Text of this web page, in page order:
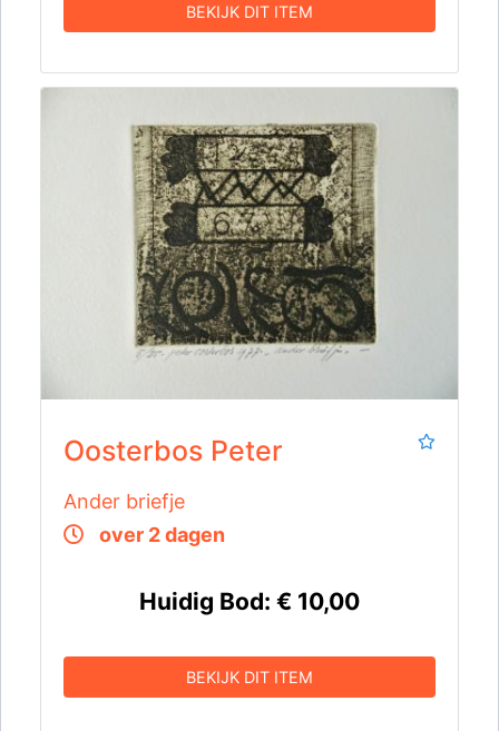
BEKIJK DIT ITEM
Oosterbos Peter
Ander briefje
over 2 dagen
Huidig Bod: € 10,00
BEKIJK DIT ITEM